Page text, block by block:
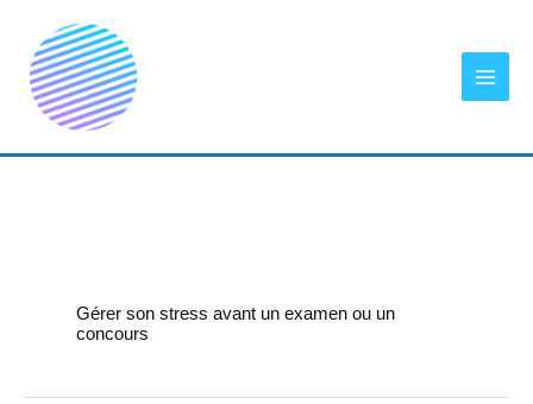
contenu
Gérer son stress avant un examen ou un
concours